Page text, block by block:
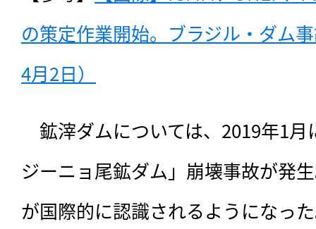
の策定作業開始。ブラジル・ダム
4月2日）
鉱滓ダムについては、2019年1月
ジーニョ尾鉱ダム」崩壊事故が発
が国際的に認識されるようになっ